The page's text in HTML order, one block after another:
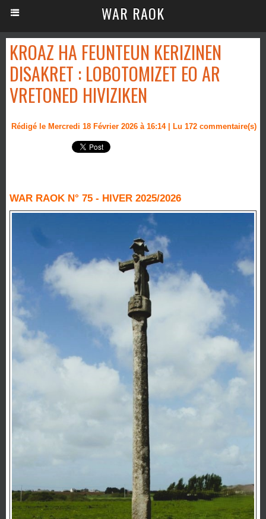
WAR RAOK
KROAZ HA FEUNTEUN KERIZINEN
DISAKRET : LOBOTOMIZET EO AR
VRETONED HIVIZIKEN
Rédigé le Mercredi 18 Février 2026 à 16:14 | Lu 172 commentaire(s)
WAR RAOK N° 75 - HIVER 2025/2026